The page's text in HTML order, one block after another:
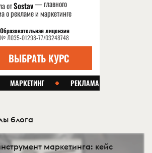
блога
маркетинга: кейс